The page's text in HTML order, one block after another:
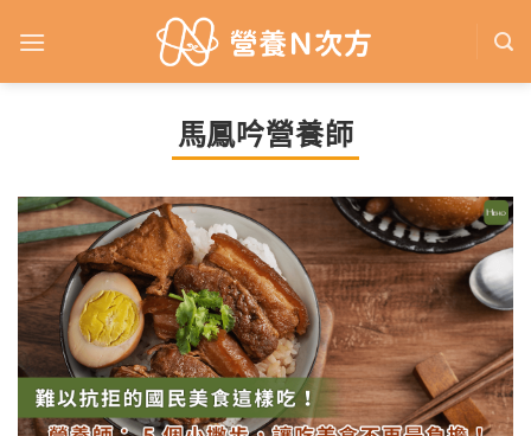
馬鳳吟營養師